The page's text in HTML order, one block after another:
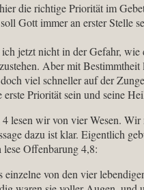
die richtige Priorität im
Gott immer an erster
jetzt nicht in der Gefahr, wie
Aber mit
viel schneller auf der
Priorität sein und seine
lesen wir von vier Wesen. Wir
dazu ist klar. Eigentlich
Offenbarung 4,8:
einzelne von den vier